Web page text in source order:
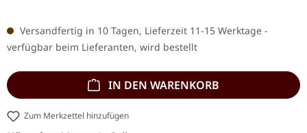
Versandfertig in 10 Tagen, Lieferzeit 11-15 Werktage -
verfügbar beim Lieferanten, wird bestellt
IN DEN WARENKORB
Zum Merkzettel hinzufügen